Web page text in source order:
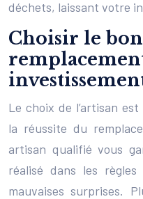
déchets, laissant votre
Choisir le
Le choix de l’artisan
la réussite du
artisan qualifié vous
réalisé dans les
mauvaises surprises.